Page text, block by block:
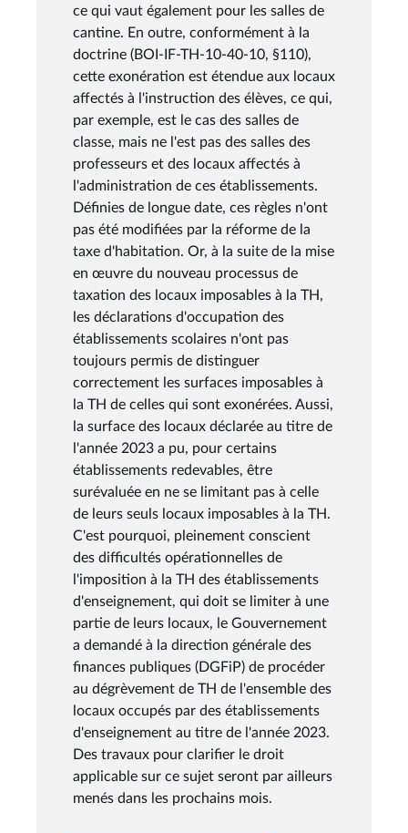
ce qui vaut également pour les salles de
cantine. En outre, conformément à la
doctrine (BOI-IF-TH-10-40-10, §110),
cette exonération est étendue aux locaux
affectés à l'instruction des élèves, ce qui,
par exemple, est le cas des salles de
classe, mais ne l'est pas des salles des
professeurs et des locaux affectés à
l'administration de ces établissements.
Définies de longue date, ces règles n'ont
pas été modifiées par la réforme de la
taxe d'habitation. Or, à la suite de la mise
en œuvre du nouveau processus de
taxation des locaux imposables à la TH,
les déclarations d'occupation des
établissements scolaires n'ont pas
toujours permis de distinguer
correctement les surfaces imposables à
la TH de celles qui sont exonérées. Aussi,
la surface des locaux déclarée au titre de
l'année 2023 a pu, pour certains
établissements redevables, être
surévaluée en ne se limitant pas à celle
de leurs seuls locaux imposables à la TH.
C'est pourquoi, pleinement conscient
des difficultés opérationnelles de
l'imposition à la TH des établissements
d'enseignement, qui doit se limiter à une
partie de leurs locaux, le Gouvernement
a demandé à la direction générale des
finances publiques (DGFiP) de procéder
au dégrèvement de TH de l'ensemble des
locaux occupés par des établissements
d'enseignement au titre de l'année 2023.
Des travaux pour clarifier le droit
applicable sur ce sujet seront par ailleurs
menés dans les prochains mois.